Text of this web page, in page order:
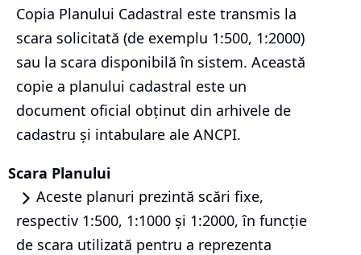
Copia Planului Cadastral este transmis la
scara solicitată (de exemplu 1:500, 1:2000)
sau la scara disponibilă în sistem. Această
copie a planului cadastral este un
document oficial obținut din arhivele de
cadastru și intabulare ale ANCPI.
Scara Planului
Aceste planuri prezintă scări fixe,
respectiv 1:500, 1:1000 și 1:2000, în funcție
de scara utilizată pentru a reprezenta